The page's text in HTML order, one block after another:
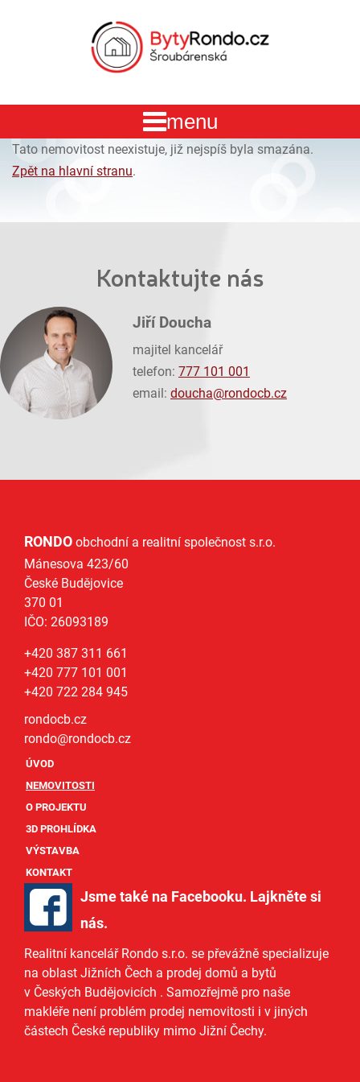
Tato nemovitost neexistuje, již nejspíš byla smazána.
Zpět na hlavní stranu.
Kontaktujte nás
Jiří Doucha
majitel kancelář
telefon: 777 101 001
email: doucha@rondocb.cz
RONDO obchodní a realitní společnost s.r.o.
Mánesova 423/60
České Budějovice
370 01
IČO: 26093189
+420 387 311 661
+420 777 101 001
+420 722 284 945
rondocb.cz
rondo@rondocb.cz
ÚVOD
NEMOVITOSTI
O PROJEKTU
3D PROHLÍDKA
VÝSTAVBA
KONTAKT
Jsme také na Facebooku. Lajkněte si
nás.
Realitní kancelář Rondo s.r.o. se převážně specializuje
na oblast Jižních Čech a prodej domů a bytů
v Českých Budějovicích . Samozřejmě pro naše
makléře není problém prodej nemovitosti i v jiných
částech České republiky mimo Jižní Čechy.